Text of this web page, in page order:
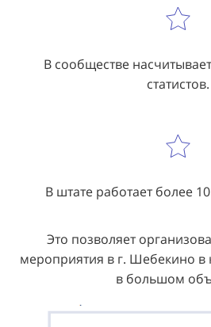
В сообществе
статистов.
В штате работает более
Это позволяет
мероприятия в г. Шебекино в
в большом